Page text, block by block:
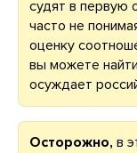
судят в первую
часто не
оценку
вы можете
осуждает
Осторожно, в